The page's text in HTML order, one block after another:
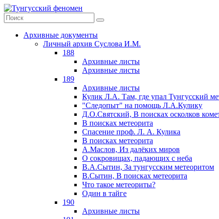
Архивные документы
Личный архив Суслова И.М.
188
Архивные листы
Архивные листы
189
Архивные листы
Кулик Л.А. Там, где упал Тунгусский
"Следопыт" на помощь Л.А.Кулику
Д.О.Святский, В поисках осколков
В поисках метеорита
Спасение проф. Л. А. Кулика
В поисках метеорита
А.Маслов, Из далёких миров
О сокровищах, падающих с неба
В.А.Сытин, За тунгусским метеоритом
В.Сытин, В поисках метеорита
Что такое метеориты?
Один в тайге
190
Архивные листы